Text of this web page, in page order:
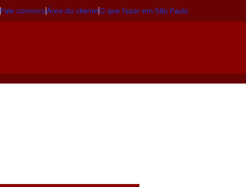
Fale conoscoÁrea do clienteO que fazer em São Paulo